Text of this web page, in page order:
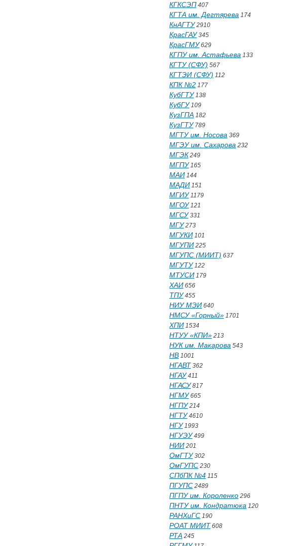
КГКСЭП 407
КГТА им. Дегтярева 174
КнАГТУ2910
КрасГАУ345
КрасГМУ629
КГПУ им. Астафьева 133
КГТУ (СФУ) 567
КГТЭИ (СФУ) 112
КПК №2 177
КубГТУ138
КубГУ109
КузГПА 182
КузГТУ789
МГТУ им. Носова 369
МГЭУ им. Сахарова 232
МГЭК 249
МГПУ165
МАИ 144
МАДИ 151
МГИУ1179
МГОУ121
МГСУ331
МГУ273
МГУКИ 101
МГУПИ 225
МГУПС (МИИТ) 637
МГУТУ122
МТУСИ 179
ХАИ 656
ТПУ455
НИУ МЭИ 640
НМСУ «Горный» 1701
ХПИ 1534
НТУУ «КПИ» 213
НУК им. Макарова 543
НВ 1001
НГАВТ 362
НГАУ411
НГАСУ817
НГМУ665
НГПУ214
НГТУ4610
НГУ1993
НГУЭУ499
НИИ 201
ОмГТУ302
ОмГУПС 230
СПбПК №4 115
ПГУПС 2489
ПГПУ им. Короленко 296
ПНТУ им. Кондратюка 120
РАНХиГС 190
РОАТ МИИТ 608
РТА 245